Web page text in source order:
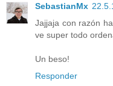
SebastianMx
Jajjaja con razón
ve super todo
Un beso!
Responder